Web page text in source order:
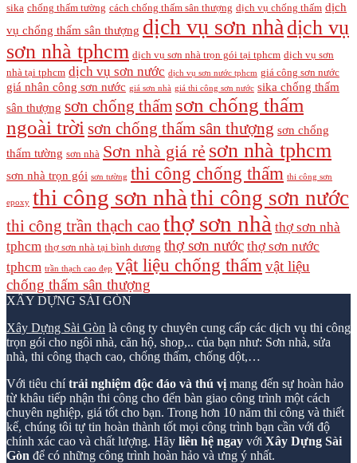
sika chống thấm tường cách chống thấm sân thượng dịch vụ chống thấm dịch
vụ chống thấm sân thượng dịch vụ sơn nhà dịch vụ
sơn nhà tphcm dịch vụ sơn nhà trọn gói tại tphcm dịch vụ sơn
nhà tại tphcm dịch vụ sơn nước dịch vụ sơn nước tphcm giá công sơn nước
giá nhân công sơn nước giá sơn nhà giá thi công sơn nước sika chống thấm
sân thượng sơn chống thấm sơn chống thấm
ngoài trời sơn chống thấm sân thượng sơn chống
thấm tường sơn nhà Sơn nhà giá rẻ sơn nhà tphcm
sơn nhà trọn gói sơn tường thi công chống thấm thi công sơn
epoxy thi công sơn nhà thi công sơn nước
thi công trần thạch cao thợ sơn nhà thợ sơn nhà
tphcm thợ sơn nhà tại bình dương thợ sơn nước thợ sơn nước
tphcm trần thạch cao đẹp vật liệu chống thấm vật liệu
chống thấm sân thượng
XÂY DỰNG SÀI GÒN
Xây Dựng Sài Gòn là công ty chuyên cung cấp các dịch vụ thi công
trọn gói cho ngôi nhà, căn hộ, shop,.. của bạn như: Sơn nhà, sửa
nhà, thi công thạch cao, chống thấm, chống dột,…
Với tiêu chítrải nghiệm độc đáo và thú vị mang đến sự hoàn hảo
từ khâu tiếp nhận thi công cho đến bàn giao công trình một cách
chuyên nghiệp, giá tốt cho bạn. Trong hơn 10 năm thi công và thiết
kế, chúng tôi tự tin hoàn thành tốt mọi công trình bạn cần với độ
chính xác cao và chất lượng. Hãy liên hệ ngay với Xây Dựng Sài
Gòn để có những công trình hoàn hảo và ưng ý nhất.